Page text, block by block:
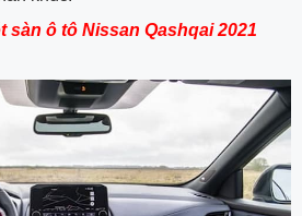
sàn ô tô Nissan Qashqai 2021